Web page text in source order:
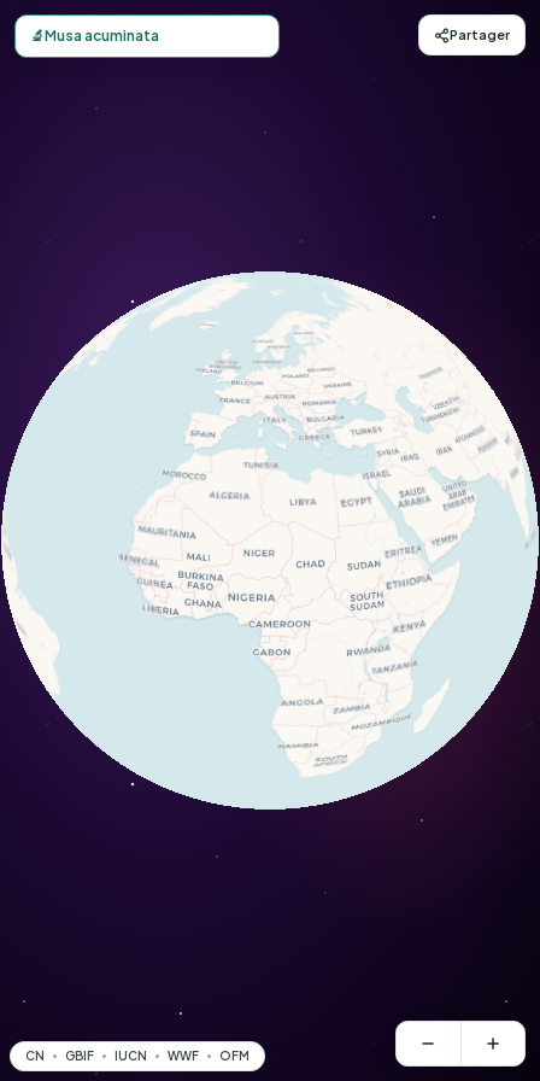
Carte d'observation du Musa acuminata (Musa
🔬Musa acuminata Partager
CN GBIF IUCN WWF OFM